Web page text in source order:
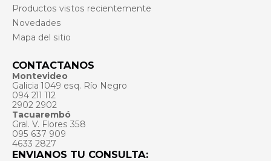
Productos vistos recientemente
Novedades
Mapa del sitio
CONTACTANOS
Montevideo
Galicia 1049 esq. Río Negro
094 211 112
2902 2902
Tacuarembó
Gral. V. Flores 358
095 637 909
4633 2827
ENVIANOS TU CONSULTA: